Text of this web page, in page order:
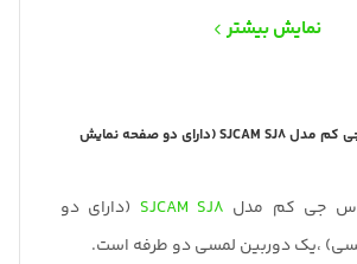
با ارائه دوربین‌های اکشن با کیفیت بالا
نسل جدیدی از دوربین‌های
نمایش بیشتر
دوربین اکشن اس جی کم مدل SJCAM SJ8 (دارای دو صفحه نمایش
اس جی کم مدل SJCAM SJ8 (دارای دو
،یک دوربین لمسی دو طرفه است.